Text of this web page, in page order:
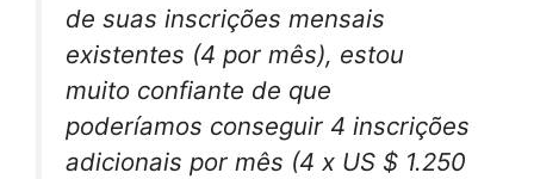
de suas inscrições mensais
existentes (4 por mês), estou
muito confiante de que
poderíamos conseguir 4 inscrições
adicionais por mês (4 x US $ 1.250